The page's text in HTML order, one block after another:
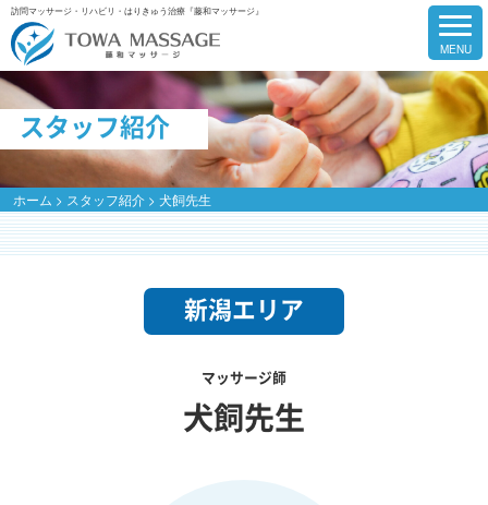
訪問マッサージ・リハビリ・はりきゅう治療『藤和マッサージ』
スタッフ紹介
ホーム > スタッフ紹介> 犬飼先生
新潟エリア
マッサージ師
犬飼先生